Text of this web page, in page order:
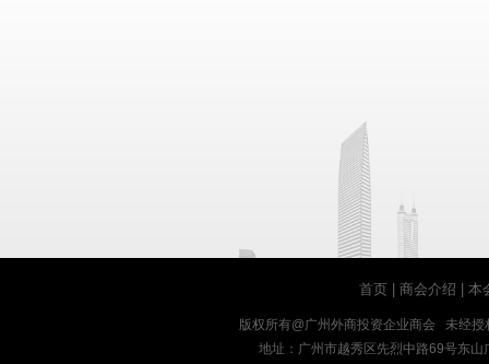
首页 |商会介绍 |本
版权所有@广州外商投资企业商会 未经
地址：广州市越秀区先烈中路69号东